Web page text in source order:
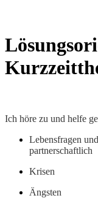
Ich höre zu und helfe
Lebensfragen
partnerschaftlich
Krisen
Ängsten